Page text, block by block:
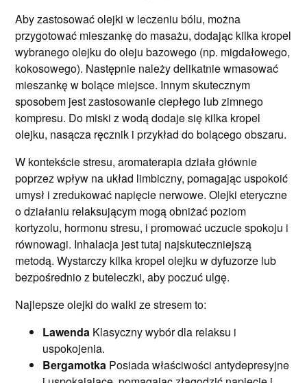
Aby zastosować olejki w leczeniu bólu, można
przygotować mieszankę do masażu, dodając kilka kropel
wybranego olejku do oleju bazowego (np. migdałowego,
kokosowego). Następnie należy delikatnie wmasować
mieszankę w bolące miejsce. Innym skutecznym
sposobem jest zastosowanie ciepłego lub zimnego
kompresu. Do miski z wodą dodaje się kilka kropel
olejku, nasącza ręcznik i przykład do bolącego obszaru.
W kontekście stresu, aromaterapia działa głównie
poprzez wpływ na układ limbiczny, pomagając uspokoić
umysł i zredukować napięcie nerwowe. Olejki eteryczne
o działaniu relaksującym mogą obniżać poziom
kortyzolu, hormonu stresu, i promować uczucie spokoju i
równowagi. Inhalacja jest tutaj najskuteczniejszą
metodą. Wystarczy kilka kropel olejku w dyfuzorze lub
bezpośrednio z buteleczki, aby poczuć ulgę.
Najlepsze olejki do walki ze stresem to:
Lawenda Klasyczny wybór dla relaksu i
uspokojenia.
Bergamotka Posiada właściwości antydepresyjne